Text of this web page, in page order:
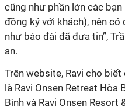
cũng như phần lớn các
đồng ký với khách), nên
như báo đài đã đưa tin”,
an.
Trên website, Ravi cho
là Ravi Onsen Retreat Hòa
Bình và Ravi Onsen Resort